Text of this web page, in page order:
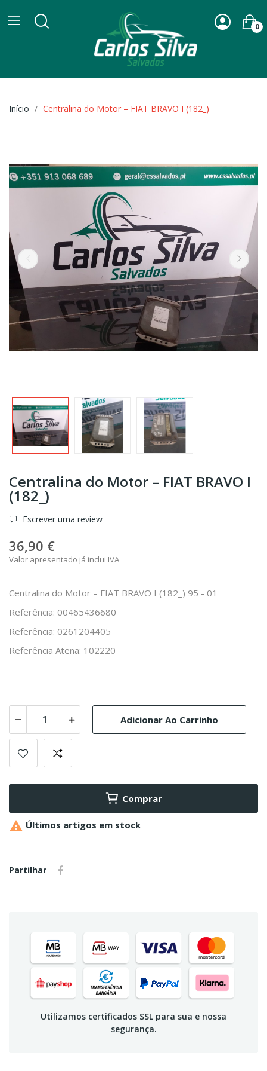
0
Início Centralina do Motor – FIAT BRAVO I (182_)
Centralina do Motor – FIAT BRAVO I
(182_)
Escrever uma review
36,90 €
Valor apresentado já inclui IVA
Centralina do Motor – FIAT BRAVO I (182_) 95 - 01
Referência: 00465436680
Referência: 0261204405
Referência Atena: 102220
Adicionar Ao Carrinho
Comprar
 Últimos artigos em stock
Partilhar
Utilizamos certificados SSL para sua e nossa
segurança.